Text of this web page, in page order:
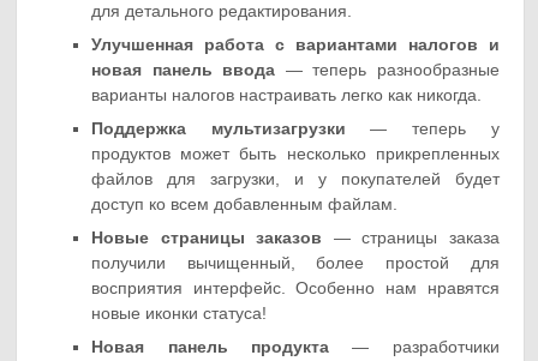
для детального редактирования.
Улучшенная работа с вариантами налогов и
новая панель ввода — теперь разнообразные
варианты налогов настраивать легко как никогда.
Поддержка мультизагрузки — теперь у
продуктов может быть несколько прикрепленных
файлов для загрузки, и у покупателей будет
доступ ко всем добавленным файлам.
Новые страницы заказов — страницы заказа
получили вычищенный, более простой для
восприятия интерфейс. Особенно нам нравятся
новые иконки статуса!
Новая панель продукта — разработчики